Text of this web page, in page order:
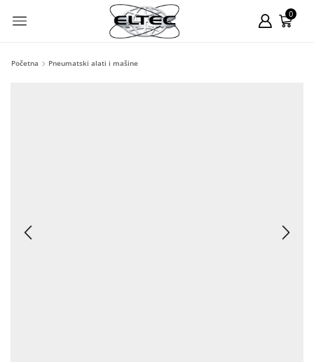
0
Početna Pneumatski alati i mašine